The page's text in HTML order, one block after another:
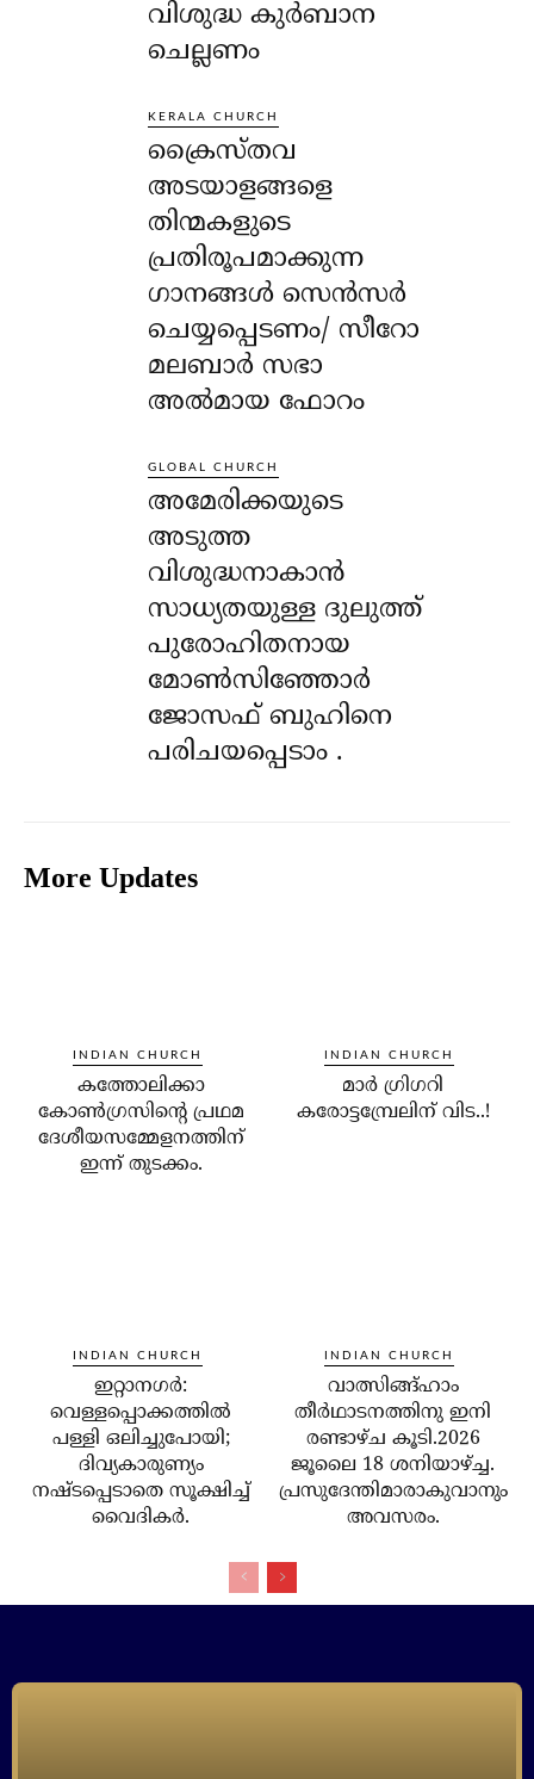
വിശുദ്ധ കുർബാന
ചെല്ലണം
KERALA CHURCH
ക്രൈസ്തവ
അടയാളങ്ങളെ
തിന്മകളുടെ
പ്രതിരൂപമാക്കുന്ന
ഗാനങ്ങൾ സെൻസർ
ചെയ്യപ്പെടണം/ സീറോ
മലബാർ സഭാ
അൽമായ ഫോറം
GLOBAL CHURCH
അമേരിക്കയുടെ
അടുത്ത
വിശുദ്ധനാകാൻ
സാധ്യതയുള്ള ദുലുത്ത്
പുരോഹിതനായ
മോൺസിഞ്ഞോർ
ജോസഫ് ബുഹിനെ
പരിചയപ്പെടാം .
More Updates
INDIAN CHURCH
കത്തോലിക്കാ
കോണ്‍ഗ്രസിന്റെ പ്രഥമ
ദേശീയസമ്മേളനത്തിന്
ഇന്ന് തുടക്കം.
INDIAN CHURCH
മാര്‍ ഗ്രിഗറി
കരോട്ടമ്പ്രേലിന് വിട..!
INDIAN CHURCH
ഇറ്റാനഗര്‍:
വെള്ളപ്പൊക്കത്തില്‍
പള്ളി ഒലിച്ചുപോയി;
ദിവ്യകാരുണ്യം
നഷ്ടപ്പെടാതെ സൂക്ഷിച്ച്
വൈദികര്‍.
INDIAN CHURCH
വാത്സിങ്ങ്ഹാം
തീർഥാടനത്തിനു ഇനി
രണ്ടാഴ്ച കൂടി.2026
ജൂലൈ 18 ശനിയാഴ്ച്ച.
പ്രസുദേന്തിമാരാകുവാനും
അവസരം.